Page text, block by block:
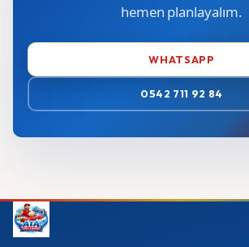
hemen planlayalım.
WHATSAPP
0542 711 92 84